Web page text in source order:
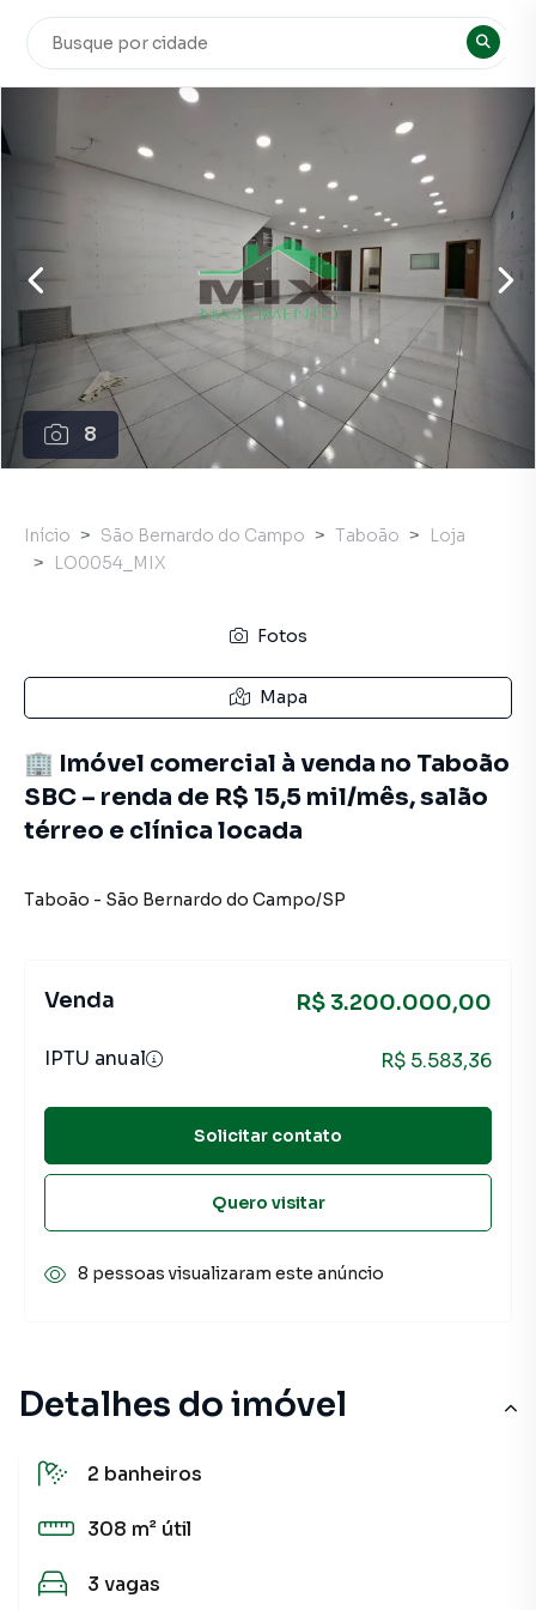
8
Detalhes do imóvel
2 banheiros
308 m² útil
3 vagas
Início São Bernardo do Campo Taboão
Loja
LO0054_MIX
Fotos
Mapa
🏢 Imóvel comercial à venda no Taboão
SBC – renda de R$ 15,5 mil/mês, salão
térreo e clínica locada
Taboão - São Bernardo do Campo/SP
Venda R$ 3.200.000,00
IPTU anual R$ 5.583,36
Solicitar contato
Quero visitar
8 pessoas visualizaram este anúncio